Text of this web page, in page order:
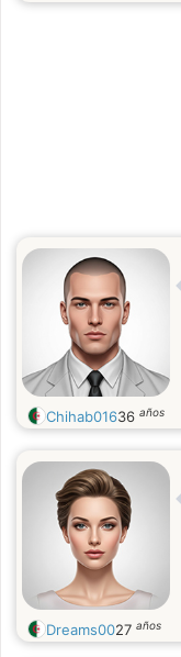
Chihab01636 años
Dreams0027 años